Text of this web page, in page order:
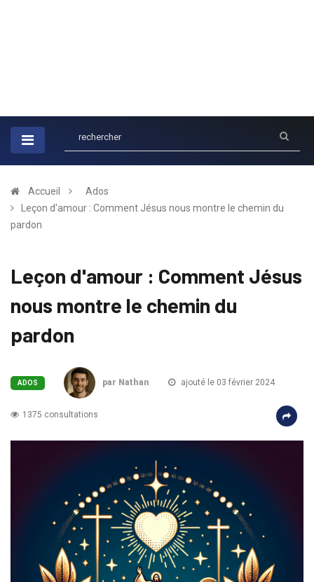
Accueil
Ados
Leçon d'amour : Comment Jésus nous montre le chemin du
pardon
Leçon d'amour : Comment Jésus
nous montre le chemin du
pardon
ADOS par Nathan ajouté le 03 février 2024
1375 consultations